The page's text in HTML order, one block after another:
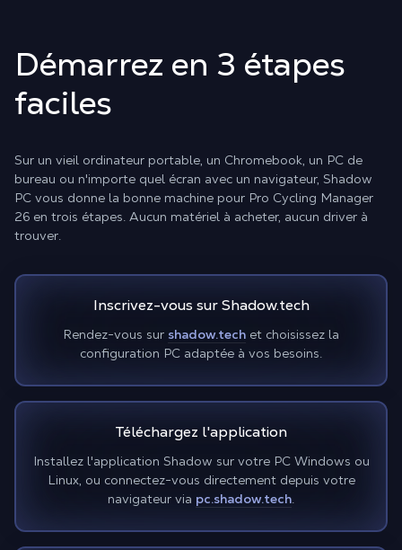
Démarrez en 3 étapes
faciles
Sur un vieil ordinateur portable, un Chromebook, un PC de
bureau ou n'importe quel écran avec un navigateur, Shadow
PC vous donne la bonne machine pour Pro Cycling Manager
26 en trois étapes. Aucun matériel à acheter, aucun driver à
trouver.
Inscrivez-vous sur Shadow.tech
Rendez-vous sur shadow.tech et choisissez la
configuration PC adaptée à vos besoins.
Téléchargez l'application
Installez l'application Shadow sur votre PC Windows ou
Linux, ou connectez-vous directement depuis votre
navigateur via pc.shadow.tech.